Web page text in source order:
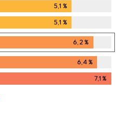
5,1 %
5,1 %
6,2%
6,4%
7,1%